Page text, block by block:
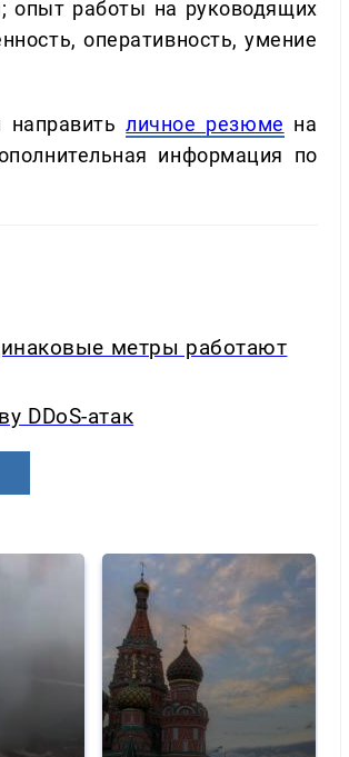
опыт работы на руководящих
оперативность, умение
направитьличное резюме на
информация по
метры работают
DDoS-атак